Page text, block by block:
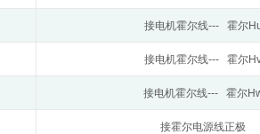
接电机霍尔线--- 霍尔
接电机霍尔线--- 霍尔
接电机霍尔线--- 霍尔
接霍尔电源线正极